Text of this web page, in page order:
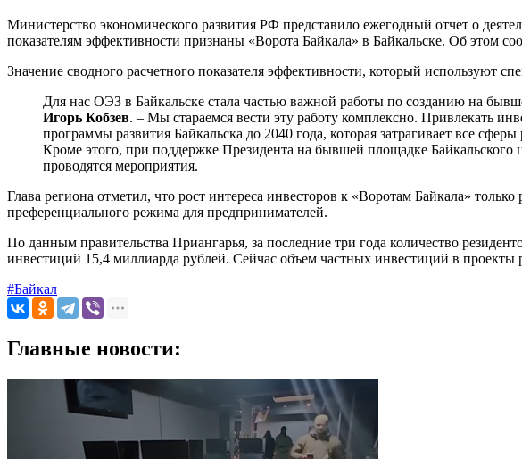
Министерство экономического развития РФ представило ежегодный отчет о
показателям эффективности признаны «Ворота Байкала» в Байкальске. Об этом
Значение сводного расчетного показателя эффективности, который используют
Для нас ОЭЗ в Байкальске стала частью важной работы по созданию на
Игорь Кобзев. – Мы стараемся вести эту работу комплексно. Привлекать
программы развития Байкальска до 2040 года, которая затрагивает все
Кроме этого, при поддержке Президента на бывшей площадке
проводятся мероприятия.
Глава региона отметил, что рост интереса инвесторов к «Воротам Байкала»
преференциального режима для предпринимателей.
По данным правительства Приангарья, за последние три года количество
инвестиций 15,4 миллиарда рублей. Сейчас объем частных инвестиций в проекты
#Байкал
Главные новости: